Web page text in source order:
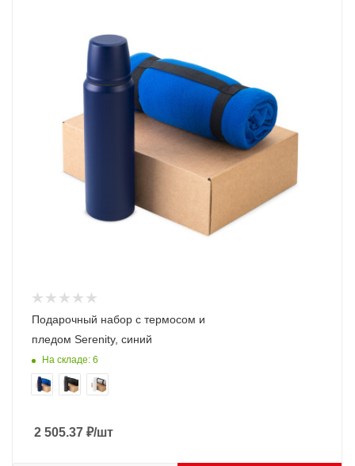
Подарочный набор с термосом и
пледом Serenity, синий
На складе: 6
2 505.37 ₽/шт